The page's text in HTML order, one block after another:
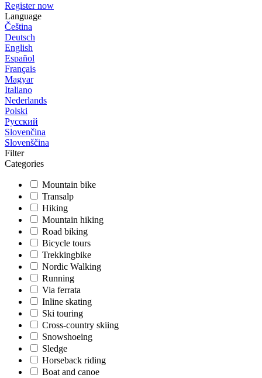
Register now
Language
Čeština
Deutsch
English
Español
Français
Magyar
Italiano
Nederlands
Polski
Русский
Slovenčina
Slovenščina
Filter
Categories
Mountain bike
Transalp
Hiking
Mountain hiking
Road biking
Bicycle tours
Trekkingbike
Nordic Walking
Running
Via ferrata
Inline skating
Ski touring
Cross-country skiing
Snowshoeing
Sledge
Horseback riding
Boat and canoe